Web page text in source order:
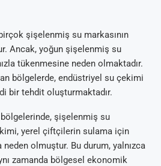
şişelenmiş su markasının
Ancak, yoğun şişelenmiş su
tükenmesine neden olmaktadır.
bölgelerde, endüstriyel su çekimi
bir tehdit oluşturmaktadır.
bölgelerinde, şişelenmiş su
yerel çiftçilerin sulama için
olmuştur. Bu durum, yalnızca
zamanda bölgesel ekonomik